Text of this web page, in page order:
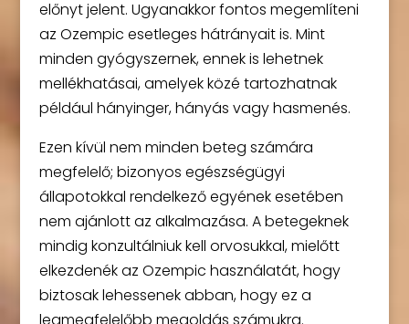
előnyt jelent. Ugyanakkor fontos megemlíteni
az Ozempic esetleges hátrányait is. Mint
minden gyógyszernek, ennek is lehetnek
mellékhatásai, amelyek közé tartozhatnak
például hányinger, hányás vagy hasmenés.
Ezen kívül nem minden beteg számára
megfelelő; bizonyos egészségügyi
állapotokkal rendelkező egyének esetében
nem ajánlott az alkalmazása. A betegeknek
mindig konzultálniuk kell orvosukkal, mielőtt
elkezdenék az Ozempic használatát, hogy
biztosak lehessenek abban, hogy ez a